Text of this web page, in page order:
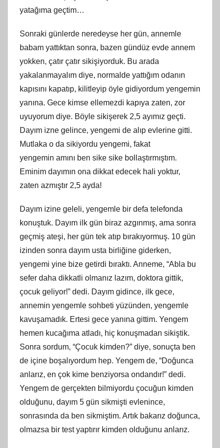
yatağıma geçtim…
Sonraki günlerde neredeyse her gün, annemle
babam yattıktan sonra, bazen gündüz evde annem
yokken, çatır çatır sikişiyorduk. Bu arada
yakalanmayalım diye, normalde yattığım odanın
kapısını kapatıp, kilitleyip öyle gidiyordum yengemin
yanına. Gece kimse ellemezdi kapıya zaten, zor
uyuyorum diye. Böyle sikişerek 2,5 ayımız geçti.
Dayım izne gelince, yengemi de alıp evlerine gitti.
Mutlaka o da sikiyordu yengemi, fakat
yengemin amını ben sike sike bollaştırmıştım.
Eminim dayımın ona dikkat edecek hali yoktur,
zaten azmıştır 2,5 ayda!
Dayım izine geleli, yengemle bir defa telefonda
konuştuk. Dayım ilk gün biraz azgınmış, ama sonra
geçmiş ateşi, her gün tek atıp bırakıyormuş. 10 gün
izinden sonra dayım usta birliğine giderken,
yengemi yine bize getirdi bıraktı. Anneme, “Abla bu
sefer daha dikkatli olmanız lazım, doktora gittik,
çocuk geliyor!” dedi. Dayım gidince, ilk gece,
annemin yengemle sohbeti yüzünden, yengemle
kavuşamadık. Ertesi gece yanına gittim. Yengem
hemen kucağıma atladı, hiç konuşmadan sikiştik.
Sonra sordum, “Çocuk kimden?” diye, sonuçta ben
de içine boşalıyordum hep. Yengem de, “Doğunca
anlarız, en çok kime benziyorsa ondandır!” dedi.
Yengem de gerçekten bilmiyordu çocuğun kimden
olduğunu, dayım 5 gün sikmişti evlenince,
sonrasında da ben sikmiştim. Artık bakarız doğunca,
olmazsa bir test yaptırır kimden olduğunu anlarız.